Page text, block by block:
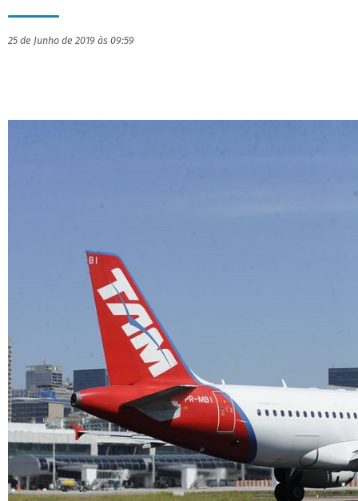
25 de Junho de 2019 às 09:59